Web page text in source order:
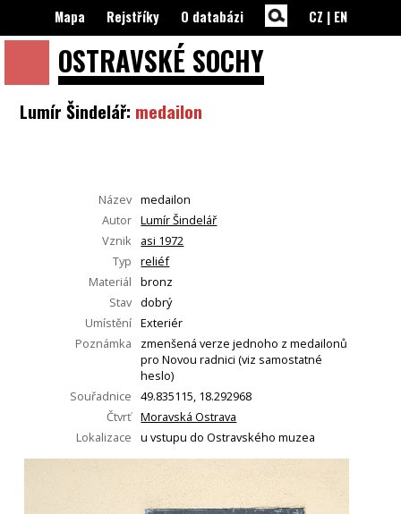
OSTRAVSKÉ SOCHY
Mapa Rejstříky O databázi CZ | EN
Lumír Šindelář: medailon
Název medailon
Autor Lumír Šindelář
Vznik
asi 1972
Typ
reliéf
Materiál
bronz
Stav dobrý
Umístění Exteriér
Poznámka
zmenšená verze jednoho z medailonů
pro Novou radnici (viz samostatné
heslo)
Souřadnice
49.835115, 18.292968
Čtvrť Moravská Ostrava
Lokalizace
u vstupu do Ostravského muzea